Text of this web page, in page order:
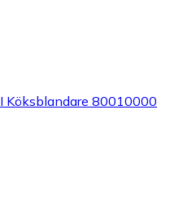
Köksblandare 80010000